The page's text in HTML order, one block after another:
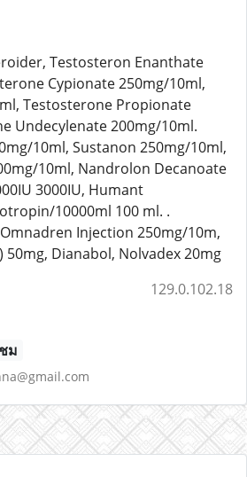
Testosteron Enanthate
Cypionate 250mg/10ml,
Testosterone Propionate
Undecylenate 200mg/10ml.
10ml, Sustanon 250mg/10ml,
10ml, Nandrolon Decanoate
3000IU, Humant
10000ml 100 ml. .
Injection 250mg/10m,
Dianabol, Nolvadex 20mg
129.0.102.18
ม